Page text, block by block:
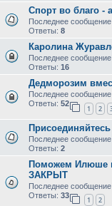
Спорт во благо -
Последнее сообщение
Ответы: 8
Каролина
Последнее сообщение
Ответы: 16
Дедморозим
Последнее сообщение
Ответы: 52
1 2
Последнее сообщение
Ответы: 2
Поможем Илюше
ЗАКРЫТ
Последнее сообщение
Ответы: 33
1 2